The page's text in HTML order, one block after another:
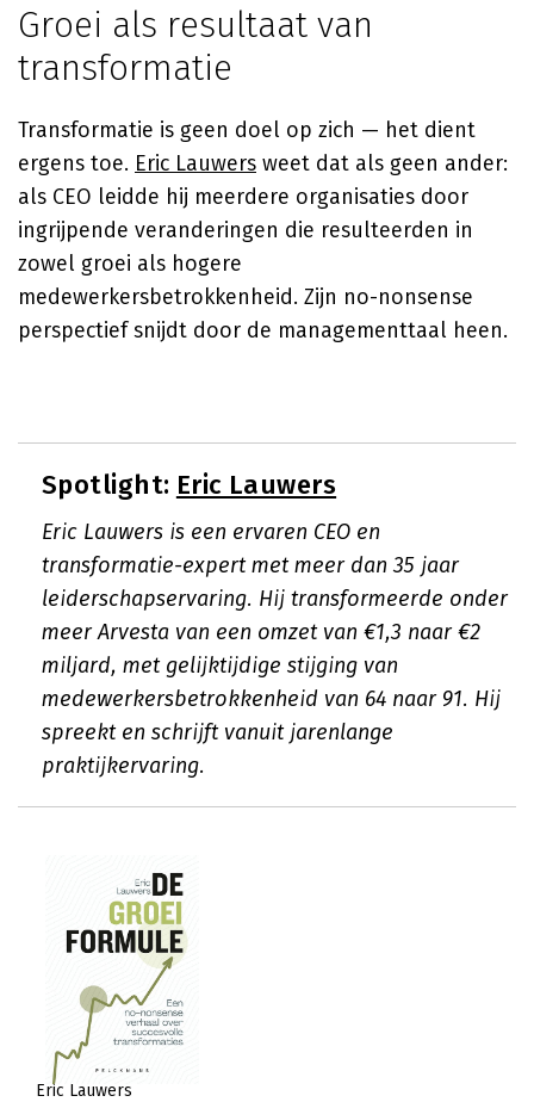
Groei als resultaat van
transformatie
Transformatie is geen doel op zich — het dient
ergens toe. Eric Lauwers weet dat als geen ander:
als CEO leidde hij meerdere organisaties door
ingrijpende veranderingen die resulteerden in
zowel groei als hogere
medewerkersbetrokkenheid. Zijn no-nonsense
perspectief snijdt door de managementtaal heen.
Spotlight: Eric Lauwers
Eric Lauwers is een ervaren CEO en
transformatie-expert met meer dan 35 jaar
leiderschapservaring. Hij transformeerde onder
meer Arvesta van een omzet van €1,3 naar €2
miljard, met gelijktijdige stijging van
medewerkersbetrokkenheid van 64 naar 91. Hij
spreekt en schrijft vanuit jarenlange
praktijkervaring.
Eric Lauwers